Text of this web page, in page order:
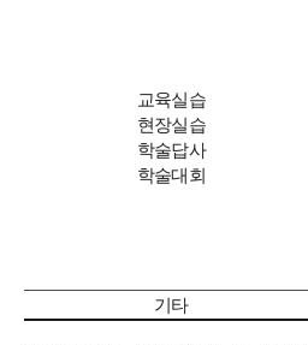
교육실습
현장실습
학술답사
학술대회
기타